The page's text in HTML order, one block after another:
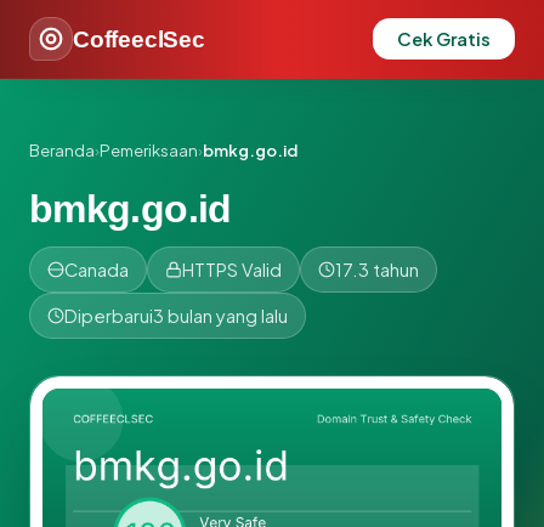
CoffeeclSec Cek Gratis
Beranda›Pemeriksaan›bmkg.go.id
bmkg.go.id
Canada HTTPS Valid 17.3 tahun
Diperbarui3 bulan yang lalu